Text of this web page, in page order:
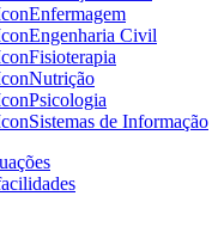
Enfermagem
Engenharia Civil
Fisioterapia
Nutrição
Psicologia
Sistemas de Informação